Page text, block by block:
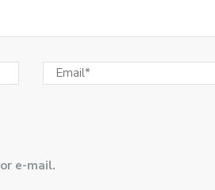
e-mail.